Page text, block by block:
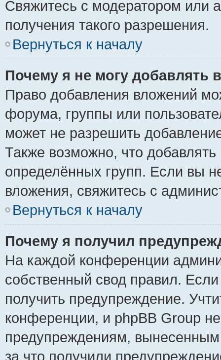
Свяжитесь с модератором или
получения такого разрешения.
Вернуться к началу
Почему я не могу добавлять
Право добавления вложений
форума, группы или
может не разрешить
Также возможно, что
определённых групп. Если вы
вложения, свяжитесь с
Вернуться к началу
Почему я получил
На каждой конференции
собственный свод правил.
получить предупреждение.
конференции, и phpBB Group
предупреждениям,
за что получили